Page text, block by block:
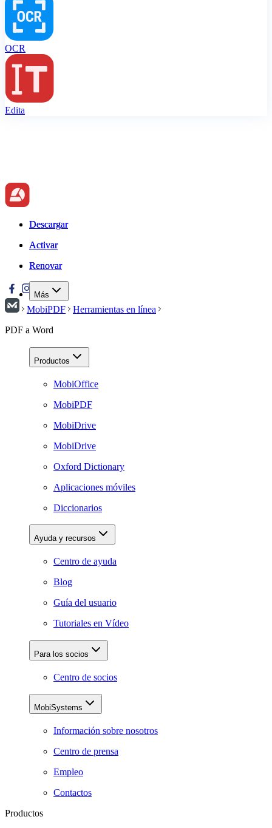
OCR
Edita
Descargar
Activar
Renovar
Más
Descargar
Activar
Renovar
MobiPDF
Herramientas en línea
PDF a Word
Productos
MobiOffice
MobiPDF
MobiDrive
MobiDrive
Oxford Dictionary
Aplicaciones móviles
Diccionarios
Ayuda y recursos
Centro de ayuda
Blog
Guía del usuario
Tutoriales en Vídeo
Para los socios
Centro de socios
MobiSystems
Información sobre nosotros
Centro de prensa
Empleo
Contactos
Productos